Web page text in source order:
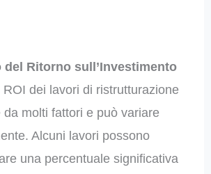
del Ritorno sull’Investimento
ROI dei lavori di ristrutturazione
da molti fattori e può variare
Alcuni lavori possono
una percentuale significativa